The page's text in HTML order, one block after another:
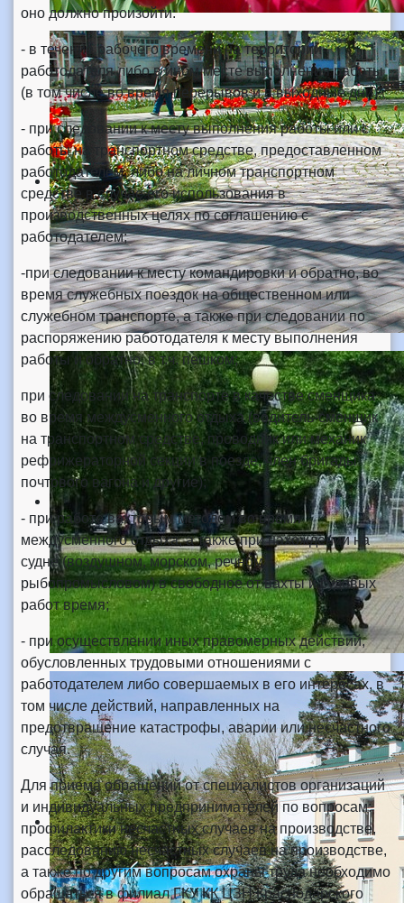
оно должно произойти:
- в течение рабочего времени на территории
работодателя либо в ином месте выполнения работы
(в том числе во время перерывов и в выходные дни);
- при следовании к месту выполнения работы или с
работы на транспортном средстве, предоставленном
работодателем, либо на личном транспортном
средстве в случае его использования в
производственных целях по соглашению с
работодателем;
-при следовании к месту командировки и обратно, во
время служебных поездок на общественном или
служебном транспорте, а также при следовании по
распоряжению работодателя к месту выполнения
работы и обратно, в т.ч. пешком;
при следовании на транспорте в качестве сменщика
во время междусменного отдыха (водитель-сменщик
на транспортном средстве, проводник или механик
рефрижераторной секции в поезде, член бригады
почтового вагона и другие);
- при работе вахтовым методом во время
междусменного отдыха, а также при нахождении на
судне (воздушном, морском, речном,
рыбопромысловом) в свободное от вахты и судовых
работ время;
- при осуществлении иных правомерных действий,
обусловленных трудовыми отношениями с
работодателем либо совершаемых в его интересах, в
том числе действий, направленных на
предотвращение катастрофы, аварии или несчастного
случая.
Для приема обращений от специалистов организаций
и индивидуальных предпринимателей по вопросам:
профилактики несчастных случаев на производстве,
расследованию несчастных случаев на производстве,
а также по другим вопросам охраны труда необходимо
обращаться в филиал ГКУ КК ЦЗН Краснодарского